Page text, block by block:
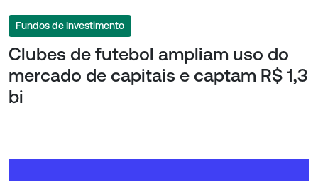
Fundos de Investimento
Clubes de futebol ampliam uso do
mercado de capitais e captam R$ 1,3
bi